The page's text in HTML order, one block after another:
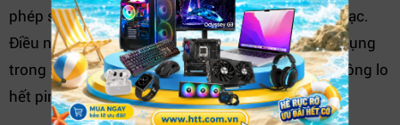
phép sử dụng liên tục từ 6 - 8 giờ chỉ với một lần sạc.
Điều này giúp người dùng hoàn toàn yên tâm sử dụng
trong suốt buổi giảng dài hoặc tour du lịch mà không lo
hết pin giữa chừng.